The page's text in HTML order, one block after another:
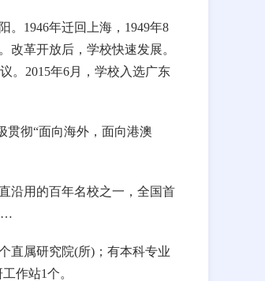
。1946年迁回上海，1949年8
改革开放后，学校快速发展。
。2015年6月，学校入选广东
贯彻“面向海外，面向港澳
沿用的百年名校之一，全国首
直属研究院(所)；有本科专业
作站1个。